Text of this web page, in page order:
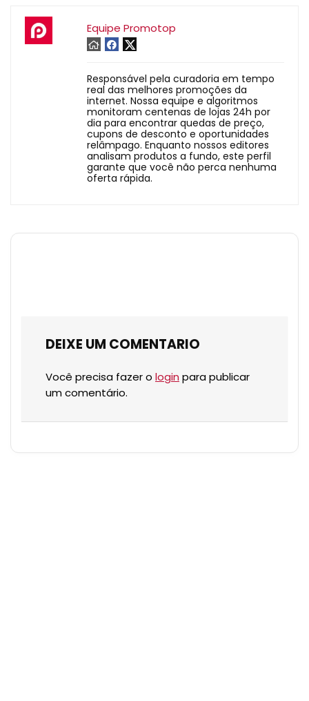
Equipe Promotop
Responsável pela curadoria em tempo
real das melhores promoções da
internet. Nossa equipe e algoritmos
monitoram centenas de lojas 24h por
dia para encontrar quedas de preço,
cupons de desconto e oportunidades
relâmpago. Enquanto nossos editores
analisam produtos a fundo, este perfil
garante que você não perca nenhuma
oferta rápida.
DEIXE UM COMENTARIO
Você precisa fazer o login para publicar
um comentário.